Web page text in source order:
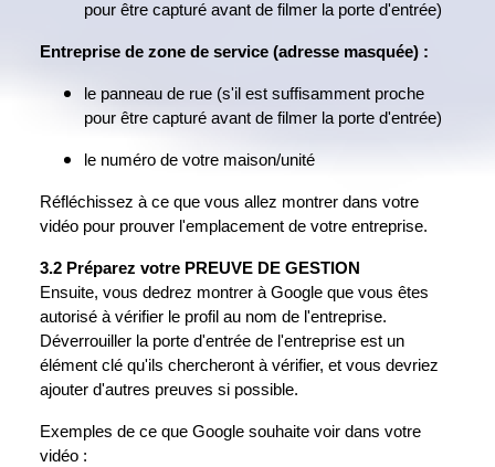
pour être capturé avant de filmer la porte d'entrée)
Entreprise de zone de service (adresse masquée) :
le panneau de rue (s'il est suffisamment proche
pour être capturé avant de filmer la porte d'entrée)
le numéro de votre maison/unité
Réfléchissez à ce que vous allez montrer dans votre
vidéo pour prouver l'emplacement de votre entreprise.
3.2 Préparez votre PREUVE DE GESTION
Ensuite, vous dedrez montrer à Google que vous êtes
autorisé à vérifier le profil au nom de l'entreprise.
Déverrouiller la porte d'entrée de l'entreprise est un
élément clé qu'ils chercheront à vérifier, et vous devriez
ajouter d'autres preuves si possible.
Exemples de ce que Google souhaite voir dans votre
vidéo :